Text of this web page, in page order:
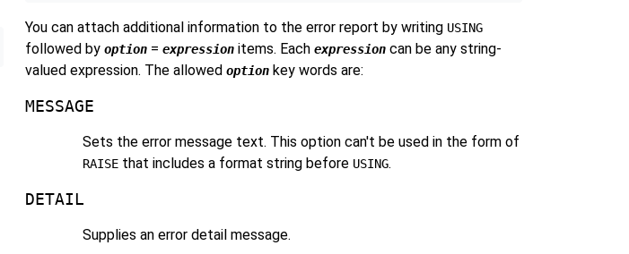
You can attach additional information to the error report by writing USING
followed by option= expressionitems. Each expressioncan be any string-
valued expression. The allowed optionkey words are:
MESSAGE
Sets the error message text. This option can't be used in the form of
RAISEthat includes a format string before USING.
DETAIL
Supplies an error detail message.